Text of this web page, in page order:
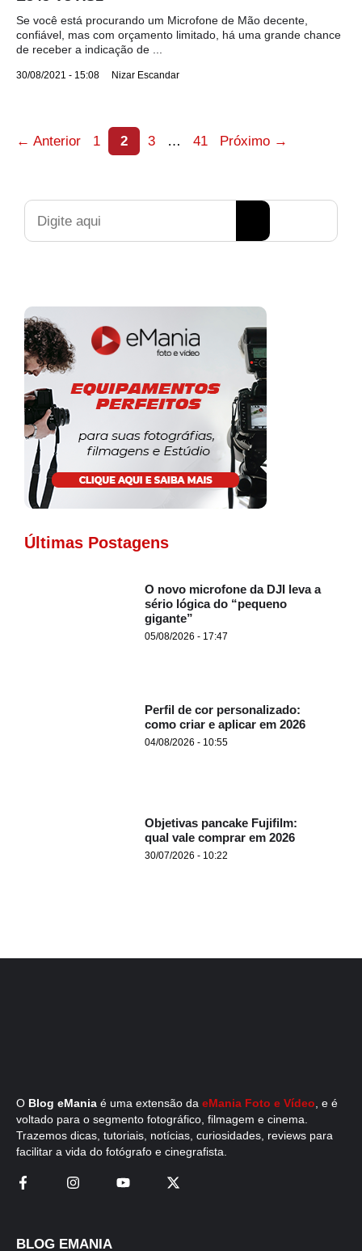
Se você está procurando um Microfone de Mão decente,
confiável, mas com orçamento limitado, há uma grande chance
de receber a indicação de ...
30/08/2021 - 15:08 Nizar Escandar
← Anterior Page
1 Page
2 Page
3 … Page
41 Próximo →
Pesquisar
Últimas Postagens
O novo microfone da DJI leva a
sério lógica do “pequeno
gigante”
05/08/2026 - 17:47
Perfil de cor personalizado:
como criar e aplicar em 2026
04/08/2026 - 10:55
Objetivas pancake Fujifilm:
qual vale comprar em 2026
30/07/2026 - 10:22
O Blog eMania é uma extensão da eMania Foto e Vídeo , e é
voltado para o segmento fotográfico, filmagem e cinema.
Trazemos dicas, tutoriais, notícias, curiosidades, reviews para
facilitar a vida do fotógrafo e cinegrafista.
BLOG EMANIA